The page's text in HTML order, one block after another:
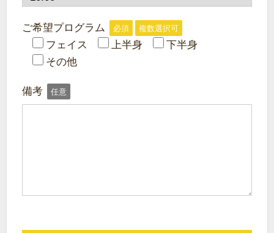
ご希望プログラム 必須 複数選択可
フェイス 上半身
下半身
その他
備考 任意